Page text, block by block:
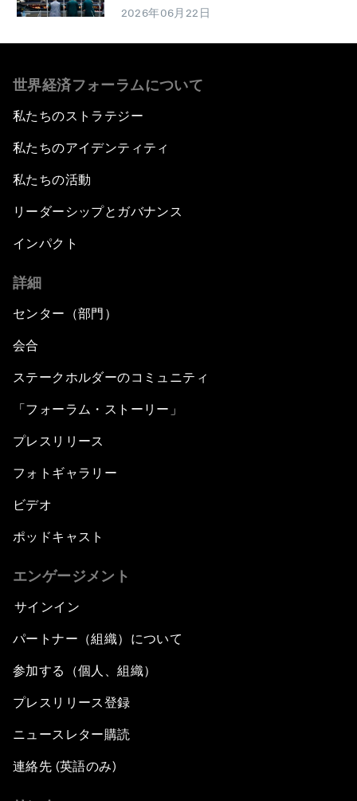
2026年06月22日
世界経済フォーラムについて
私たちのストラテジー
私たちのアイデンティティ
私たちの活動
リーダーシップとガバナンス
インパクト
詳細
センター（部門）
会合
ステークホルダーのコミュニティ
「フォーラム・ストーリー」
プレスリリース
フォトギャラリー
ビデオ
ポッドキャスト
エンゲージメント
サインイン
パートナー（組織）について
参加する（個人、組織）
プレスリリース登録
ニュースレター購読
連絡先 (英語のみ)